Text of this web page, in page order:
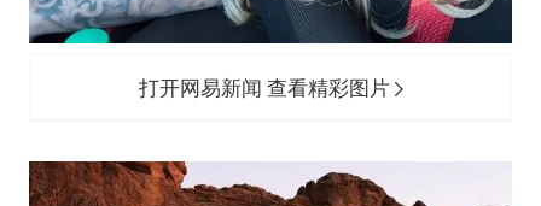
打开网易新闻 查看精彩图片